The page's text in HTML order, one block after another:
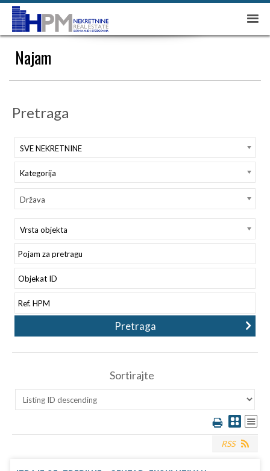
Najam
Pretraga
SVE NEKRETNINE
Kategorija
Država
Vrsta objekta
Sortirajte
RSS